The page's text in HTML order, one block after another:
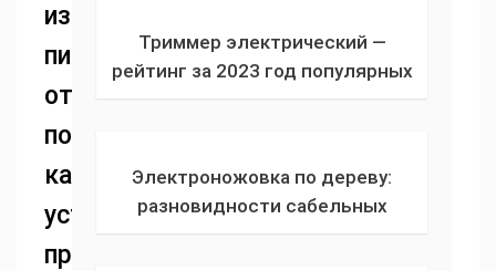
измельчитель
пищевых
отходов:
подборка
качественных
устройств
премиум-
Триммер электрический —
рейтинг за 2023 год популярных
Электроножовка по дереву:
разновидности сабельных